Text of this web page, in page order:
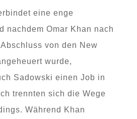
eine enge
nachdem Omar Khan nach
von den New
wurde,
Sadowski einen Job in
trennten sich die Wege
Während Khan